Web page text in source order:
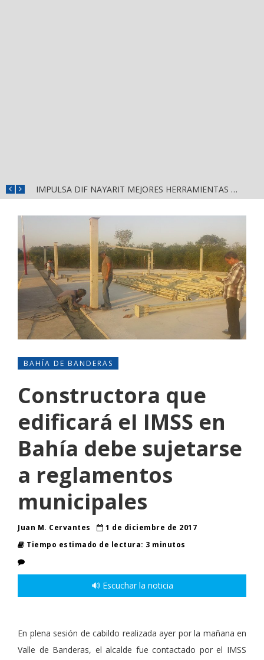
IMPULSA DIF NAYARIT MEJORES HERRAMIENTAS DE APRENDIZAJE PARA ESCUELAS DE CUATRO MUNICIPIOS
BAHÍA DE BANDERAS
Constructora que
edificará eI IMSS en
Bahía debe sujetarse
a reglamentos
municipales
Juan M. Cervantes
1 de diciembre de 2017
Tiempo estimado de lectura: 3 minutos
🔊 Escuchar la noticia
En plena sesión de cabildo realizada ayer por la mañana en
Valle de Banderas, el alcalde fue contactado por el IMSS